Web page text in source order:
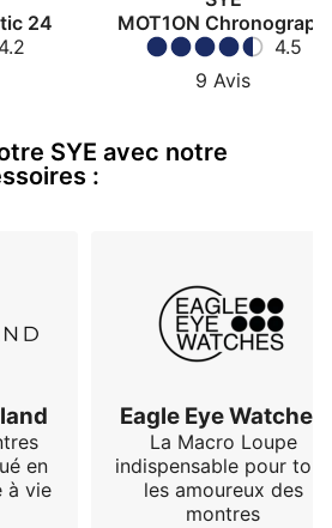
24
4.2
MOT1ON Chronograph
4.5
9 Avis
SYE avec notre
:
en
à vie
Eagle Eye Watches
La Macro Loupe
indispensable pour tous
les amoureux des
montres